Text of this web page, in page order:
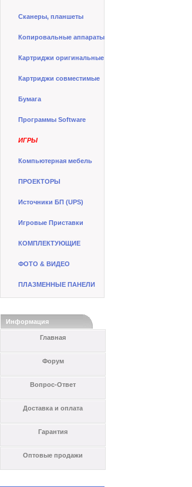
Сканеры, планшеты
Копировальные аппараты
Картриджи оригинальные
Картриджи совместимые
Бумага
Программы Software
ИГРЫ
Компьютерная мебель
ПРОЕКТОРЫ
Источники БП (UPS)
Игровые Приставки
КОМПЛЕКТУЮЩИЕ
ФОТО & ВИДЕО
ПЛАЗМЕННЫЕ ПАНЕЛИ
Информация
Главная
Форум
Вопрос-Ответ
Доставка и оплата
Гарантия
Оптовые продажи